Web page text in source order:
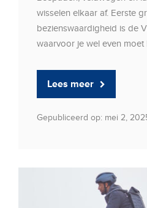
wisselen elkaar af. Eerste
bezienswaardigheid is de
waarvoor je wel even moet
Lees meer
Gepubliceerd op: mei 2,